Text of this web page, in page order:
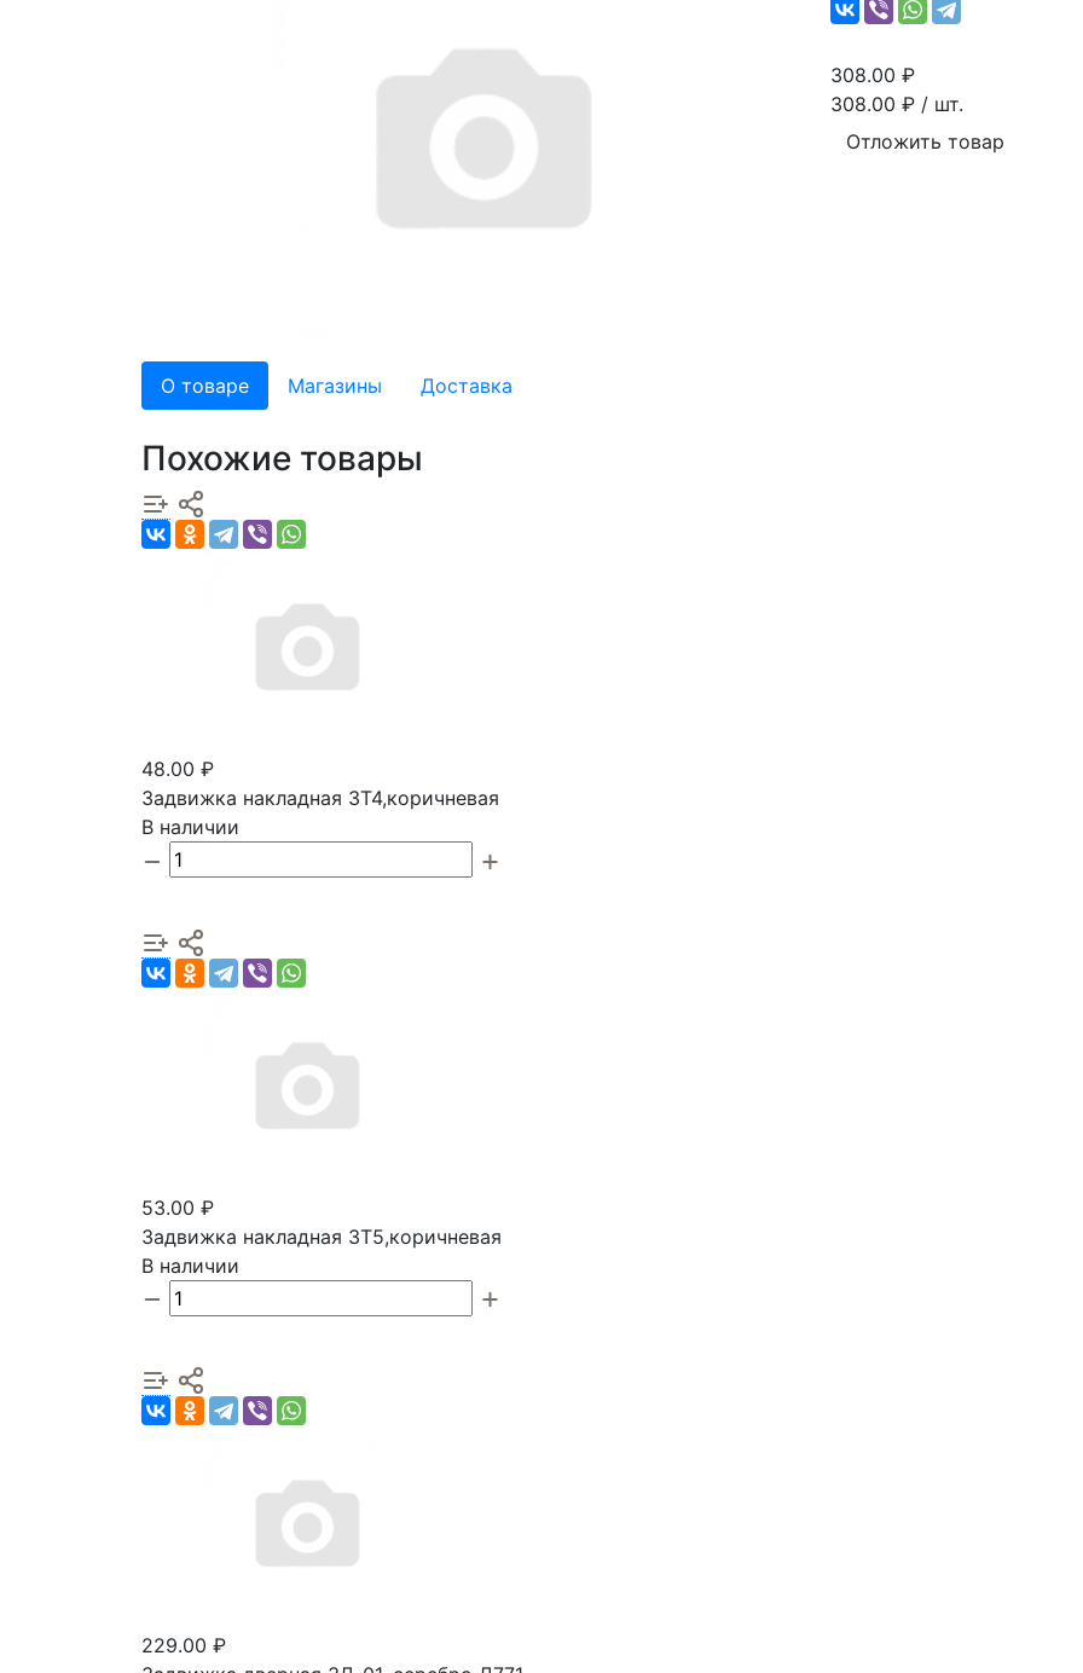
308.00 ₽
308.00 ₽ / шт.
Отложить товар
О товаре Магазины Доставка
Похожие товары
48.00 ₽
Задвижка накладная ЗТ4,коричневая
В наличии
53.00 ₽
Задвижка накладная ЗТ5,коричневая
В наличии
229.00 ₽